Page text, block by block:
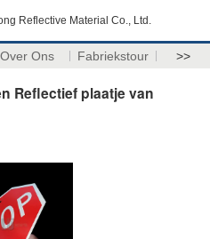
Reflective Material Co., Ltd.
Over Ons Fabriekstour >>
Reflectief plaatje van